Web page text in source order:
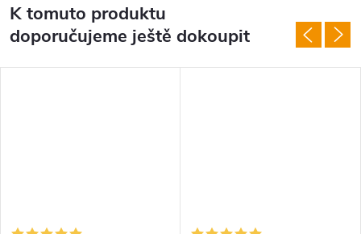
K tomuto produktu
doporučujeme ještě dokoupit